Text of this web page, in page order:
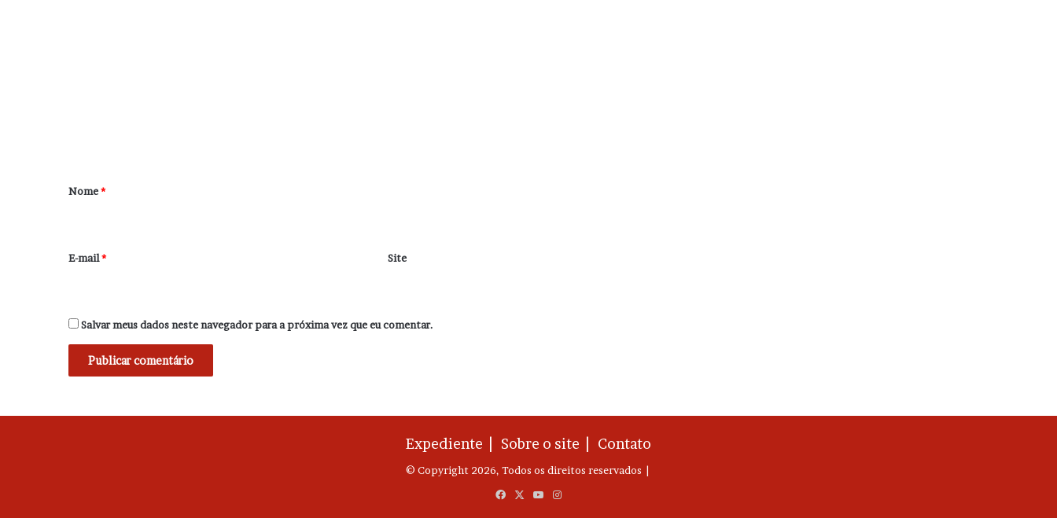
r
*
Nome*
E-mail* Site
Salvar meus dados neste navegador para a próxima vez que eu comentar.
Expediente | Sobre o site | Contato
© Copyright 2026, Todos os direitos reservados |
FacebookYouTubeInstagram